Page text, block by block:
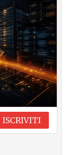
ISCRIVITI